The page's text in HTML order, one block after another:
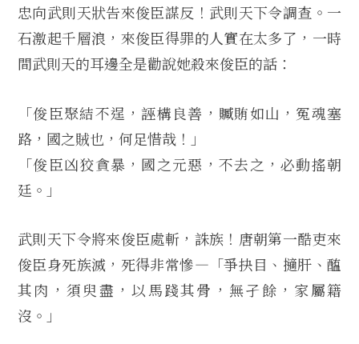
忠向武則天狀告來俊臣謀反！武則天下令調查。一
石激起千層浪，來俊臣得罪的人實在太多了，一時
間武則天的耳邊全是勸說她殺來俊臣的話：
「俊臣聚結不逞，誣構良善，贓賄如山，冤魂塞
路，國之賊也，何足惜哉！」
「俊臣凶狡貪暴，國之元惡，不去之，必動搖朝
廷。」
武則天下令將來俊臣處斬，誅族！唐朝第一酷吏來
俊臣身死族滅，死得非常慘—「爭抉目、擿肝、醢
其肉，須臾盡，以馬踐其骨，無孑餘，家屬籍
沒。」